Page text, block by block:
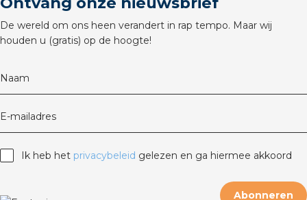
De wereld om ons heen verandert in rap tempo. Maar wij
houden u (gratis) op de hoogte!
Naam
E-mailadres
Ik heb het privacybeleid gelezen en ga hiermee akkoord
Abonneren